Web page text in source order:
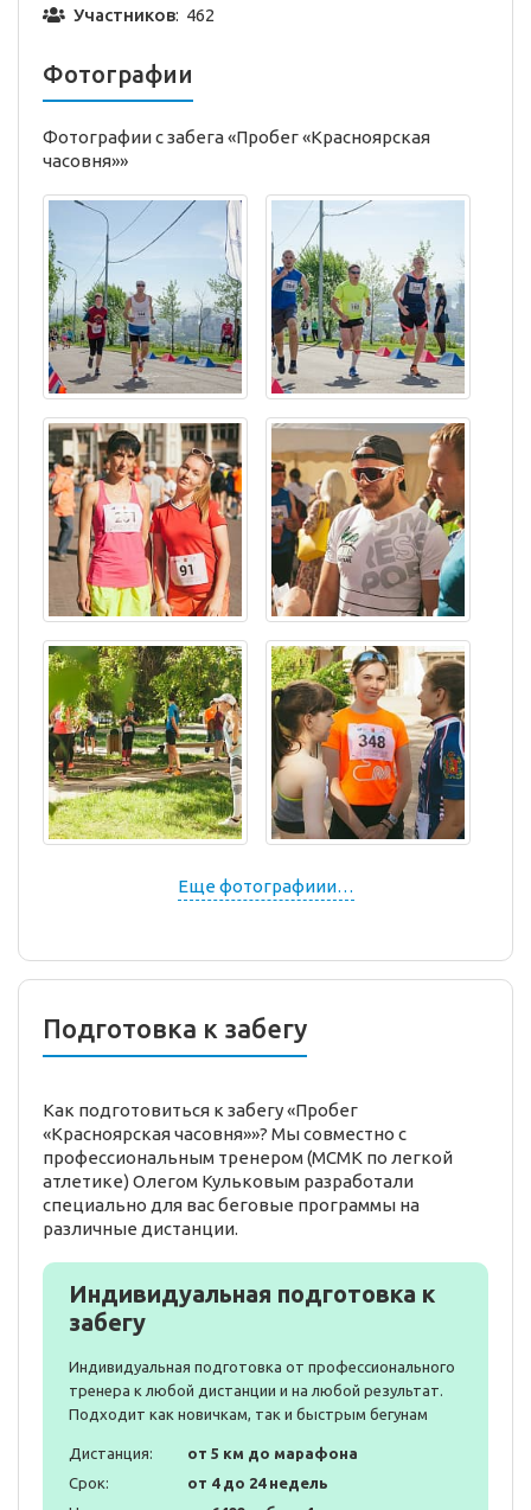
Участников: 462
Фотографии
Фотографии с забега «Пробег «Красноярская
часовня»»
Еще фотографиии…
Подготовка к забегу
Как подготовиться к забегу «Пробег
«Красноярская часовня»»? Мы совместно с
профессиональным тренером (МСМК по легкой
атлетике) Олегом Кульковым разработали
специально для вас беговые программы на
различные дистанции.
Индивидуальная подготовка к
забегу
Индивидуальная подготовка от профессионального
тренера к любой дистанции и на любой результат.
Подходит как новичкам, так и быстрым бегунам
Дистанция:
от 5 км до марафона
Срок:
от 4 до 24 недель